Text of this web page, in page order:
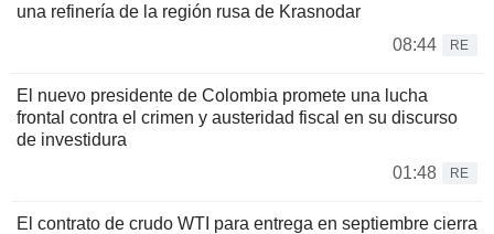
una refinería de la región rusa de Krasnodar
08:44
RE
El nuevo presidente de Colombia promete una lucha
frontal contra el crimen y austeridad fiscal en su discurso
de investidura
01:48
RE
El contrato de crudo WTI para entrega en septiembre cierra